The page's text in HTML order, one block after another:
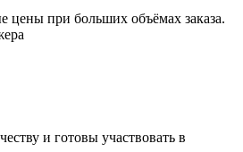
цены при больших объёмах заказа.
и готовы участвовать в